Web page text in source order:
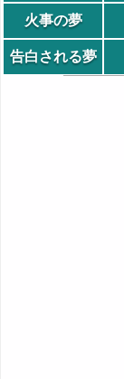
火事の夢
告白される夢